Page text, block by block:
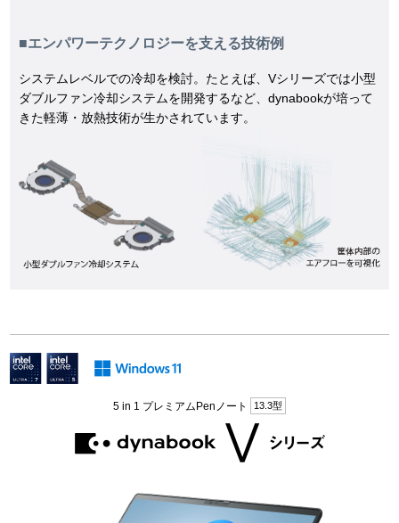
■エンパワーテクノロジーを支える技術例
システムレベルでの冷却を検討。たとえば、Vシリーズでは小型
ダブルファン冷却システムを開発するなど、dynabookが培って
きた軽薄・放熱技術が生かされています。
5 in 1 プレミアムPenノート 13.3型